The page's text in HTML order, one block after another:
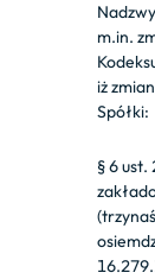
m.in.
iż
Spółki:
§ 6 ust.